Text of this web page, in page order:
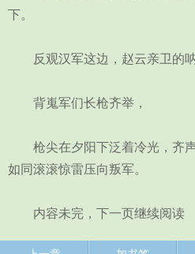
下。
反观汉军这边，赵云亲卫的呐
背嵬军们长枪齐举，
枪尖在夕阳下泛着冷光，齐声
如同滚滚惊雷压向叛军。
内容未完，下一页继续阅读